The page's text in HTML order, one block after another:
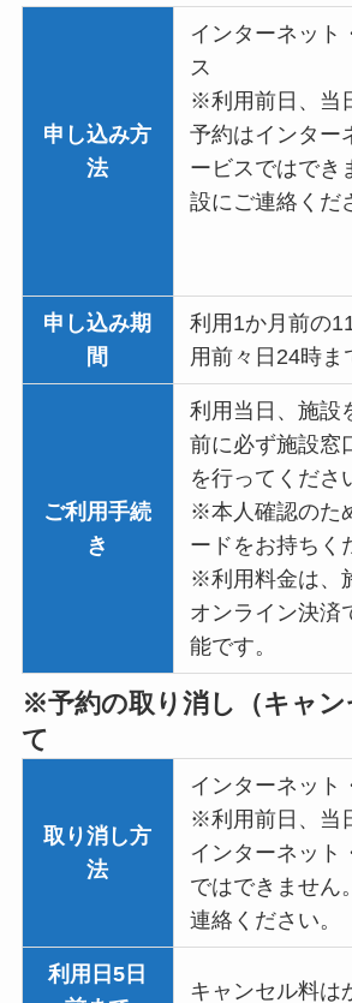
申し込み方
法
インターネット
ス
※利用前日、当
予約はインター
ービスではでき
設にご連絡
申し込み期
間
利用1か月前の
用前々日24時ま
ご利用手続
き
利用当日、施設
前に必ず施設窓
を行ってくださ
※本人確認のた
ードをお持ちく
※利用料金は、
オンライン決済
能です。
※予約の取り消し（キャ
て
取り消し方
法
インターネット
※利用前日、当
インターネット
ではできません
連絡ください。
利用日5日
キャンセル料は